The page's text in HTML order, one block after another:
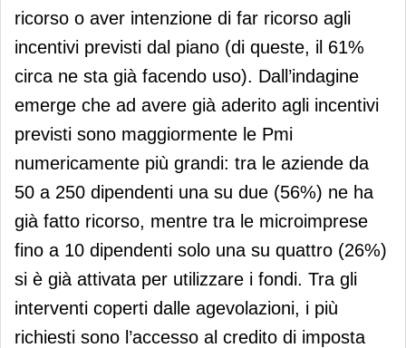
ricorso o aver intenzione di far ricorso agli
incentivi previsti dal piano (di queste, il 61%
circa ne sta già facendo uso). Dall’indagine
emerge che ad avere già aderito agli incentivi
previsti sono maggiormente le Pmi
numericamente più grandi: tra le aziende da
50 a 250 dipendenti una su due (56%) ne ha
già fatto ricorso, mentre tra le microimprese
fino a 10 dipendenti solo una su quattro (26%)
si è già attivata per utilizzare i fondi. Tra gli
interventi coperti dalle agevolazioni, i più
richiesti sono l’accesso al credito di imposta